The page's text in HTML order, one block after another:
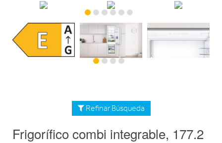
Refinar Búsqueda
Frigorífico combi integrable, 177.2